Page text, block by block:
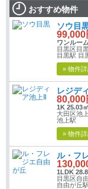
おすすめ物件
ソウ目
99,000
ワンルー
目黒区目
目黒駅 目
» 物件
レジデ
80,000
1K 25.03㎡
大田区池上
池上駅
» 物件
ル・フ
1LDK
目黒区自
自由が丘